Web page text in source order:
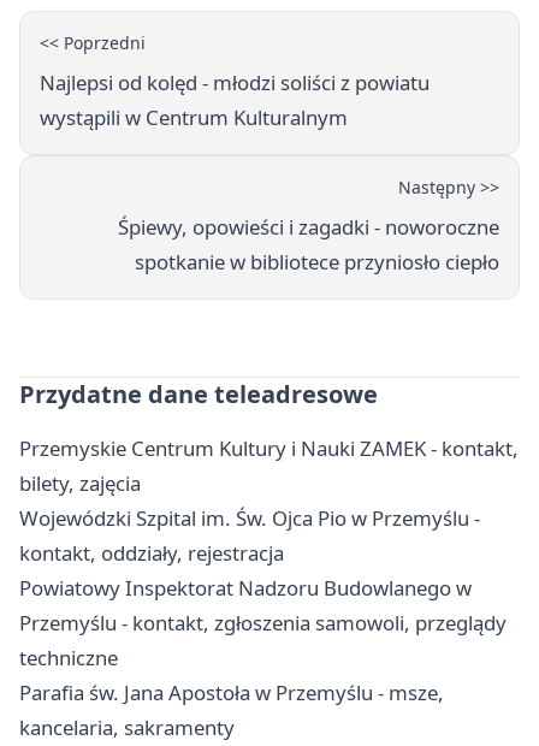
<< Poprzedni
Najlepsi od kolęd - młodzi soliści z powiatu
wystąpili w Centrum Kulturalnym
Następny >>
Śpiewy, opowieści i zagadki - noworoczne
spotkanie w bibliotece przyniosło ciepło
Przydatne dane teleadresowe
Przemyskie Centrum Kultury i Nauki ZAMEK - kontakt,
bilety, zajęcia
Wojewódzki Szpital im. Św. Ojca Pio w Przemyślu -
kontakt, oddziały, rejestracja
Powiatowy Inspektorat Nadzoru Budowlanego w
Przemyślu - kontakt, zgłoszenia samowoli, przeglądy
techniczne
Parafia św. Jana Apostoła w Przemyślu - msze,
kancelaria, sakramenty